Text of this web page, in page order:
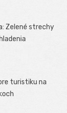
Zelené strechy
turistiku na